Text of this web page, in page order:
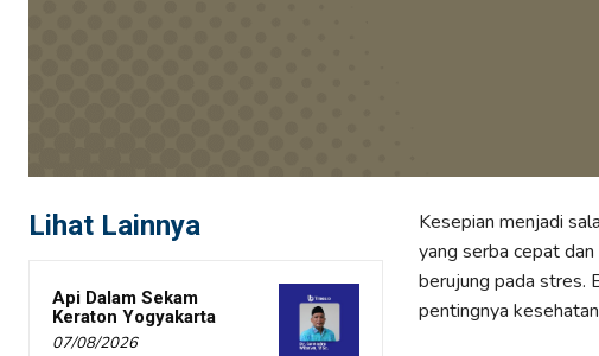
Lihat Lainnya
Api Dalam Sekam
Keraton Yogyakarta
07/08/2026
Kesepian menjadi
yang serba cepat
berujung pada stres.
pentingnya